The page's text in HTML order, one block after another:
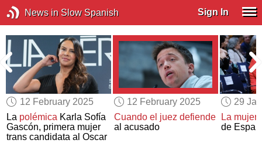
News in Slow Spanish Sign In
12 February 2025
La polémica Karla Sofía
Gascón, primera mujer
trans candidata al Oscar
12 February 2025
Cuando el juez defiende
al acusado
29
La mujer
de